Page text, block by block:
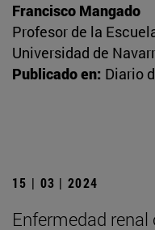
Francisco Mangado
Profesor de la
Universidad de
Publicado en: Diario
15 | 03 | 2024
Enfermedad